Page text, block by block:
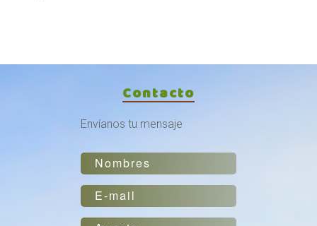
Contacto
Envíanos tu mensaje